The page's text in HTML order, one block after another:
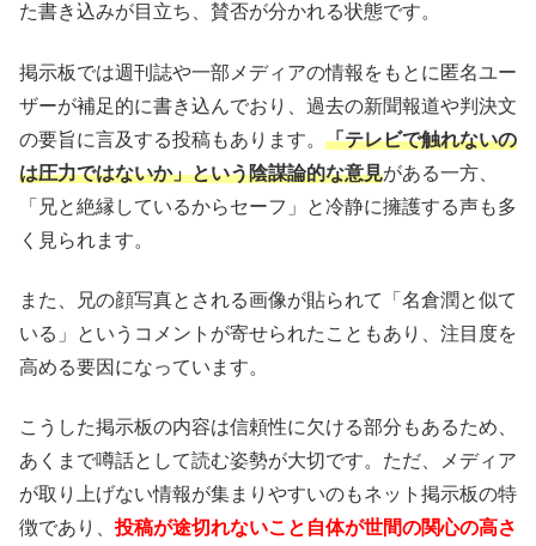
た書き込みが目立ち、賛否が分かれる状態です。
掲示板では週刊誌や一部メディアの情報をもとに匿名ユー
ザーが補足的に書き込んでおり、過去の新聞報道や判決文
の要旨に言及する投稿もあります。 「テレビで触れないの
は圧力ではないか」という陰謀論的な意見がある一方、
「兄と絶縁しているからセーフ」と冷静に擁護する声も多
く見られます。
また、兄の顔写真とされる画像が貼られて「名倉潤と似て
いる」というコメントが寄せられたこともあり、注目度を
高める要因になっています。
こうした掲示板の内容は信頼性に欠ける部分もあるため、
あくまで噂話として読む姿勢が大切です。ただ、メディア
が取り上げない情報が集まりやすいのもネット掲示板の特
徴であり、投稿が途切れないこと自体が世間の関心の高さ